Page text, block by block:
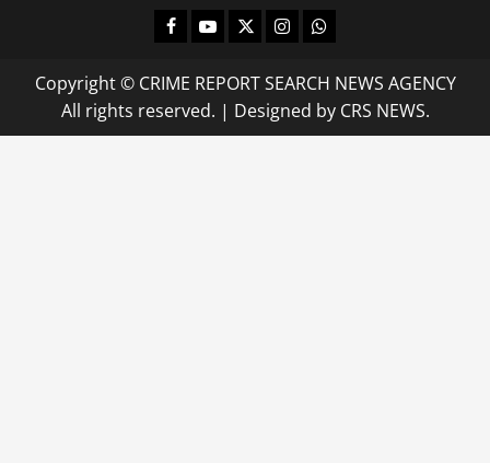
Facebook
Youtube
X InstagramWhatsapp
Copyright © CRIME REPORT SEARCH NEWS AGENCY
All rights reserved. | Designed by CRS NEWS.